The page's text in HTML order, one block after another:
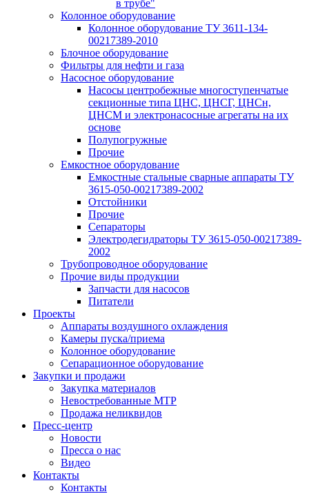
в трубе"
Колонное оборудование
Колонное оборудование ТУ 3611-134-
00217389-2010
Блочное оборудование
Фильтры для нефти и газа
Насосное оборудование
Насосы центробежные многоступенчатые
секционные типа ЦНС, ЦНСГ, ЦНСн,
ЦНСМ и электронасосные агрегаты на их
основе
Полупогружные
Прочие
Емкостное оборудование
Емкостные стальные сварные аппараты ТУ
3615-050-00217389-2002
Отстойники
Прочие
Сепараторы
Электродегидраторы ТУ 3615-050-00217389-
2002
Трубопроводное оборудование
Прочие виды продукции
Запчасти для насосов
Питатели
Проекты
Аппараты воздушного охлаждения
Камеры пуска/приема
Колонное оборудование
Сепарационное оборудование
Закупки и продажи
Закупка материалов
Невостребованные МТР
Продажа неликвидов
Пресс-центр
Новости
Пресса о нас
Видео
Контакты
Контакты